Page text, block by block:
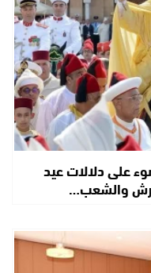
على دلالات عيد
والشعب…